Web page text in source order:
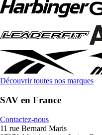
Découvrir toutes nos marques
SAV en France
Contactez-nous
11 rue Bernard Maris